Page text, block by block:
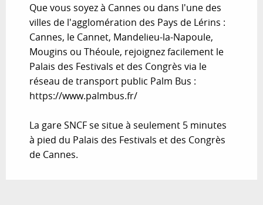
Que vous soyez à Cannes ou dans l'une des
villes de l'agglomération des Pays de Lérins :
Cannes, le Cannet, Mandelieu-la-Napoule,
Mougins ou Théoule, rejoignez facilement le
Palais des Festivals et des Congrès via le
réseau de transport public Palm Bus :
https://www.palmbus.fr/
La gare SNCF se situe à seulement 5 minutes
à pied du Palais des Festivals et des Congrès
de Cannes.